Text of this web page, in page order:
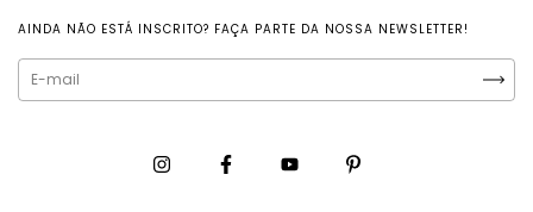
AINDA NÃO ESTÁ INSCRITO? FAÇA PARTE DA NOSSA NEWSLETTER!